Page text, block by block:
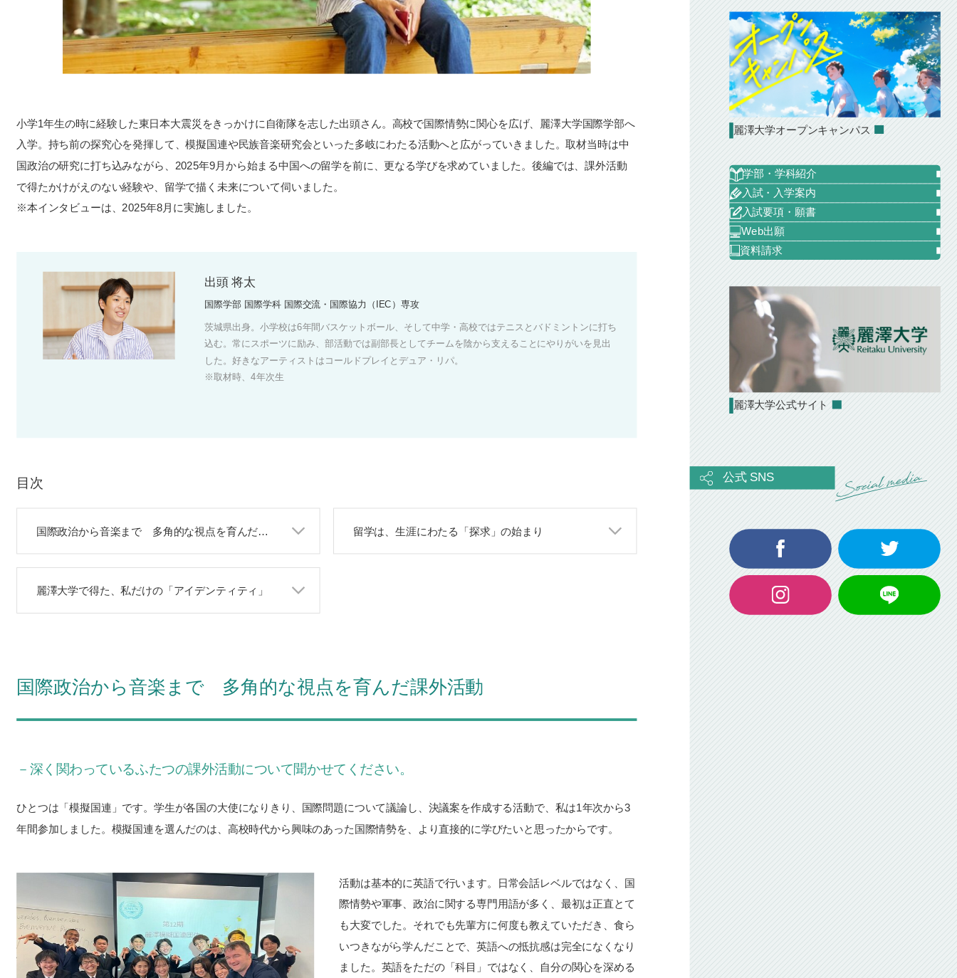
小学1年生の時に経験した東日本大震災をきっかけに自衛隊を志した出頭さん。高校で国際情勢に関心を広げ、麗澤大学国際学部へ
入学。持ち前の探究心を発揮して、模擬国連や民族音楽研究会といった多岐にわたる活動へと広がっていきました。取材当時は中
国政治の研究に打ち込みながら、2025年9月から始まる中国への留学を前に、更なる学びを求めていました。後編では、課外活動
で得たかけがえのない経験や、留学で描く未来について伺いました。
※本インタビューは、2025年8月に実施しました。
出頭 将太
国際学部 国際学科 国際交流・国際協力（IEC）専攻
茨城県出身。小学校は6年間バスケットボール、そして中学・高校ではテニスとバドミントンに打ち
込む。常にスポーツに励み、部活動では副部長としてチームを陰から支えることにやりがいを見出
した。好きなアーティストはコールドプレイとデュア・リパ。
※取材時、4年次生
目次
留学は、生涯にわたる「探求」の始まり
麗澤大学で得た、私だけの「アイデンティティ」
国際政治から音楽まで 多角的な視点を育んだ課外活動
－深く関わっているふたつの課外活動について聞かせてください。
ひとつは「模擬国連」です。学生が各国の大使になりきり、国際問題について議論し、決議案を作成する活動で、私は1年次から3
年間参加しました。模擬国連を選んだのは、高校時代から興味のあった国際情勢を、より直接的に学びたいと思ったからです。
活動は基本的に英語で行います。日常会話レベルではなく、国
際情勢や軍事、政治に関する専門用語が多く、最初は正直とて
も大変でした。それでも先輩方に何度も教えていただき、食ら
いつきながら学んだことで、英語への抵抗感は完全になくなり
ました。英語をただの「科目」ではなく、自分の関心を深める
麗澤大学オープンキャンパス
学部・学科紹介
入試・入学案内
入試要項・願書
Web出願
資料請求
麗澤大学公式サイト
公式 SNS